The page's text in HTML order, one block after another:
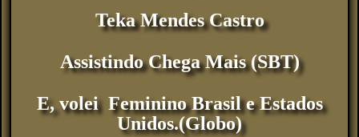
Teka Mendes Castro
Assistindo Chega Mais (SBT)
E, volei Feminino Brasil e Estados
Unidos.(Globo)